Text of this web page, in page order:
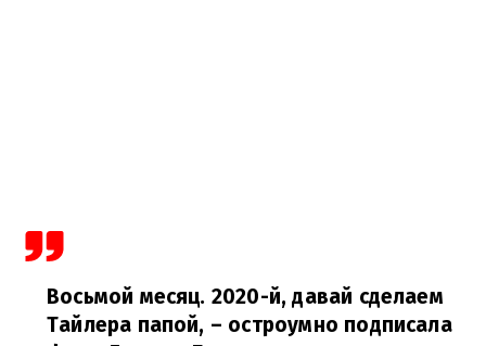
Восьмой месяц. 2020-й, давай сделаем
Тайлера папой, – остроумно подписала